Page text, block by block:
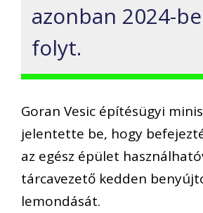
azonban 2024-
folyt.
Goran Vesic építésügyi
jelentette be, hogy
az egész épület
tárcavezető kedden
lemondását.